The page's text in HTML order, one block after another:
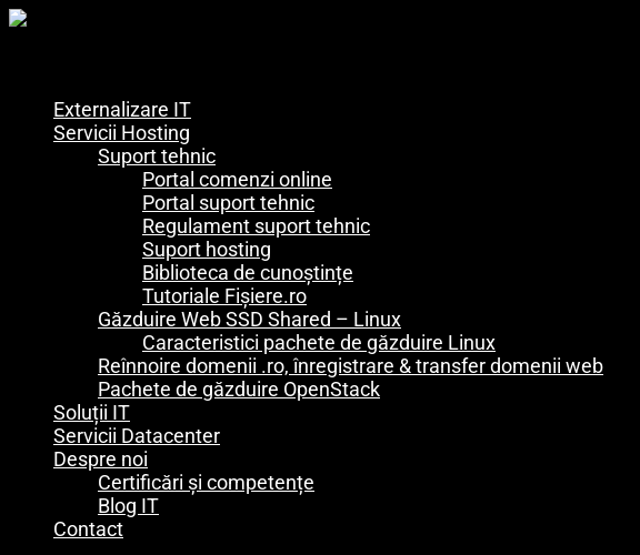
Externalizare IT
Servicii Hosting
Suport tehnic
Portal comenzi online
Portal suport tehnic
Regulament suport tehnic
Suport hosting
Biblioteca de cunoștințe
Tutoriale Fișiere.ro
Găzduire Web SSD Shared – Linux
Caracteristici pachete de găzduire Linux
Reînnoire domenii .ro, înregistrare & transfer domenii web
Pachete de găzduire OpenStack
Soluții IT
Servicii Datacenter
Despre noi
Certificări și competențe
Blog IT
Contact